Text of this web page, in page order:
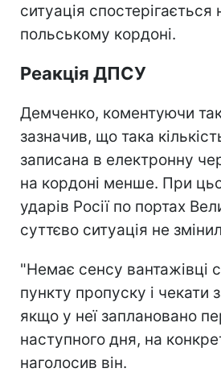
ситуація спостерігається
польському кордоні.
Реакція ДПСУ
Демченко, коментуючи
зазначив, що така
записана в електронну
на кордоні менше. При
ударів Росії по портах
суттєво ситуація не
"Немає сенсу вантажівці
пункту пропуску і чекати
якщо у неї заплановано
наступного дня, на
наголосив він.